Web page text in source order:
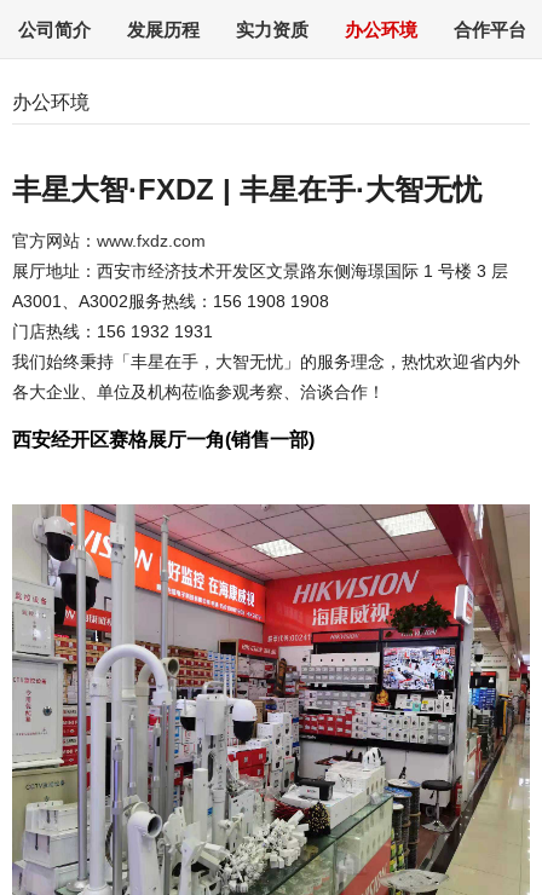
公司简介 发展历程 实力资质 办公环境 合作平台
办公环境
丰星大智·FXDZ | 丰星在手·大智无忧
官方网站： www.fxdz.com
展厅地址：西安市经济技术开发区文景路东侧海璟国际 1 号楼 3 层
A3001、A3002服务热线：156 1908 1908
门店热线：156 1932 1931
我们始终秉持「丰星在手，大智无忧」的服务理念，热忱欢迎省内外
各大企业、单位及机构莅临参观考察、洽谈合作！
西安经开区赛格展厅一角(销售一部)